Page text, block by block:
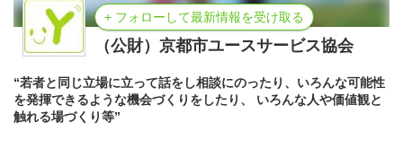
+ フォローして最新情報を受け取る
（公財）京都市ユースサービス協会
“若者と同じ立場に立って話をし相談にのったり、いろんな可能性
を発揮できるような機会づくりをしたり、 いろんな人や価値観と
触れる場づくり等”